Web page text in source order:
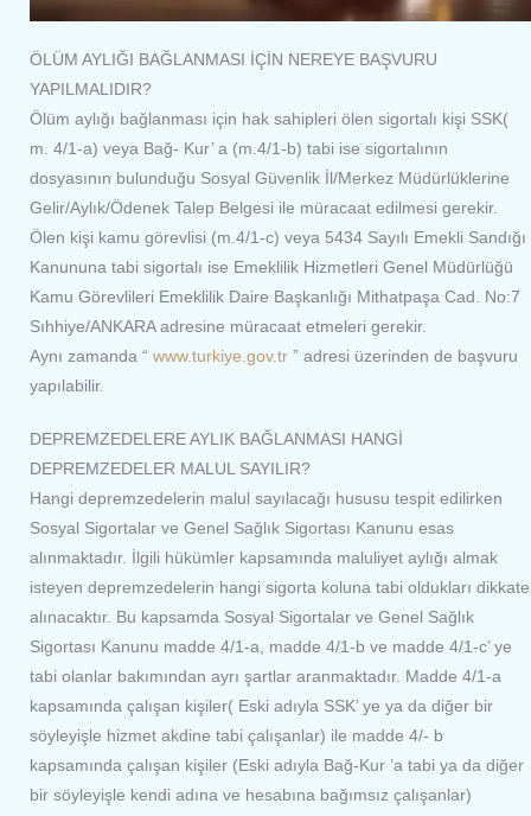
ÖLÜM AYLIĞI BAĞLANMASI İÇİN NEREYE BAŞVURU
YAPILMALIDIR?
Ölüm aylığı bağlanması için hak sahipleri ölen sigortalı kişi SSK(
m. 4/1-a) veya Bağ- Kur’ a (m.4/1-b) tabi ise sigortalının
dosyasının bulunduğu Sosyal Güvenlik İl/Merkez Müdürlüklerine
Gelir/Aylık/Ödenek Talep Belgesi ile müracaat edilmesi gerekir.
Ölen kişi kamu görevlisi (m.4/1-c) veya 5434 Sayılı Emekli Sandığı
Kanununa tabi sigortalı ise Emeklilik Hizmetleri Genel Müdürlüğü
Kamu Görevlileri Emeklilik Daire Başkanlığı Mithatpaşa Cad. No:7
Sıhhiye/ANKARA adresine müracaat etmeleri gerekir.
Aynı zamanda “ www.turkiye.gov.tr ” adresi üzerinden de başvuru
yapılabilir.
DEPREMZEDELERE AYLIK BAĞLANMASI HANGİ
DEPREMZEDELER MALUL SAYILIR?
Hangi depremzedelerin malul sayılacağı hususu tespit edilirken
Sosyal Sigortalar ve Genel Sağlık Sigortası Kanunu esas
alınmaktadır. İlgili hükümler kapsamında maluliyet aylığı almak
isteyen depremzedelerin hangi sigorta koluna tabi oldukları dikkate
alınacaktır. Bu kapsamda Sosyal Sigortalar ve Genel Sağlık
Sigortası Kanunu madde 4/1-a, madde 4/1-b ve madde 4/1-c’ ye
tabi olanlar bakımından ayrı şartlar aranmaktadır. Madde 4/1-a
kapsamında çalışan kişiler( Eski adıyla SSK’ ye ya da diğer bir
söyleyişle hizmet akdine tabi çalışanlar) ile madde 4/- b
kapsamında çalışan kişiler (Eski adıyla Bağ-Kur ’a tabi ya da diğer
bir söyleyişle kendi adına ve hesabına bağımsız çalışanlar)